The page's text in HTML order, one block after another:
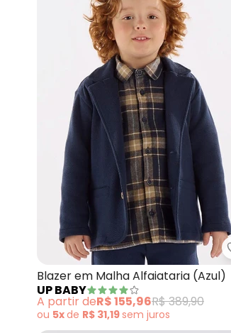
Blazer em Malha Alfaiataria (Azul)
UP BABY
A partir deR$ 155,96R$ 389,90
ou 5xde R$ 31,19sem juros